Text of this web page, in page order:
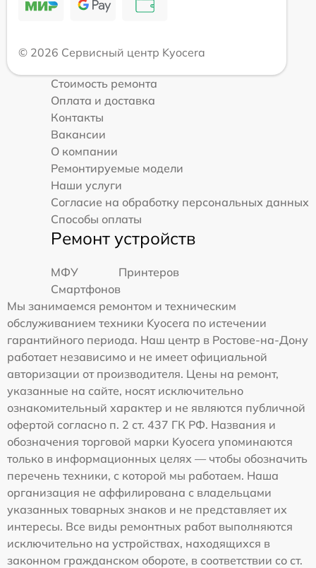
© 2026 Сервисный центр Kyocera
Стоимость ремонта
Оплата и доставка
Контакты
Вакансии
О компании
Ремонтируемые модели
Наши услуги
Согласие на обработку персональных данных
Способы оплаты
Ремонт устройств
МФУ
Принтеров
Смартфонов
Мы занимаемся ремонтом и техническим
обслуживанием техники Kyocera по истечении
гарантийного периода. Наш центр в Ростове-на-Дону
работает независимо и не имеет официальной
авторизации от производителя. Цены на ремонт,
указанные на сайте, носят исключительно
ознакомительный характер и не являются публичной
офертой согласно п. 2 ст. 437 ГК РФ. Названия и
обозначения торговой марки Kyocera упоминаются
только в информационных целях — чтобы обозначить
перечень техники, с которой мы работаем. Наша
организация не аффилирована с владельцами
указанных товарных знаков и не представляет их
интересы. Все виды ремонтных работ выполняются
исключительно на устройствах, находящихся в
законном гражданском обороте, в соответствии со ст.